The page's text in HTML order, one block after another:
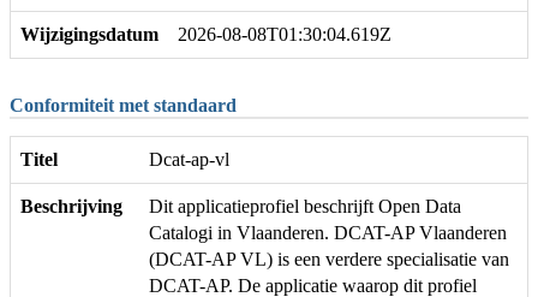
Wijzigingsdatum 2026-08-08T01:30:04.619Z
Conformiteit met standaard
Titel Dcat-ap-vl
Beschrijving
Dit applicatieprofiel beschrijft Open Data
Catalogi in Vlaanderen. DCAT-AP Vlaanderen
(DCAT-AP VL) is een verdere specialisatie van
DCAT-AP. De applicatie waarop dit profiel